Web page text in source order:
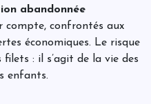
abandonnée
compte, confrontés aux
économiques. Le risque
filets : il s’agit de la vie des
enfants.